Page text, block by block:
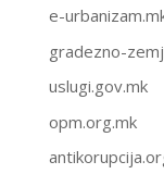
e-
gradezno-
uslugi.gov.mk
opm.org.mk